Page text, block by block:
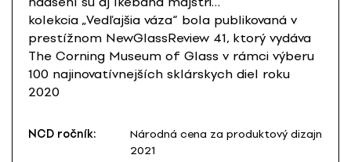
kolekcia „Vedľajšia váza“ bola publikovaná v
prestížnom NewGlassReview 41, ktorý vydáva
The Corning Museum of Glass v rámci výberu
100 najinovatívnejších sklárskych diel roku
2020
NCD ročník:
Národná cena za produktový dizajn
2021